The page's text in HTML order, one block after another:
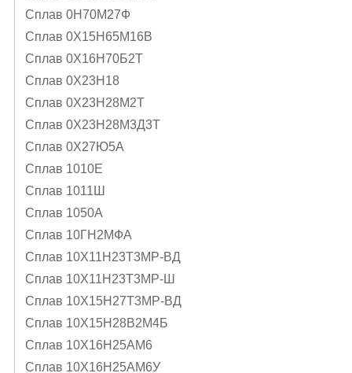
Сплав 0Н70М27Ф
Сплав 0Х15Н65М16В
Сплав 0Х16Н70Б2Т
Сплав 0Х23Н18
Сплав 0Х23Н28М2Т
Сплав 0Х23Н28М3Д3Т
Сплав 0Х27Ю5А
Сплав 1010Е
Сплав 1011Ш
Сплав 1050А
Сплав 10ГН2МФА
Сплав 10Х11Н23Т3МР-ВД
Сплав 10Х11Н23Т3МР-Ш
Сплав 10Х15Н27Т3МР-ВД
Сплав 10Х15Н28В2М4Б
Сплав 10Х16Н25АМ6
Сплав 10Х16Н25АМ6У